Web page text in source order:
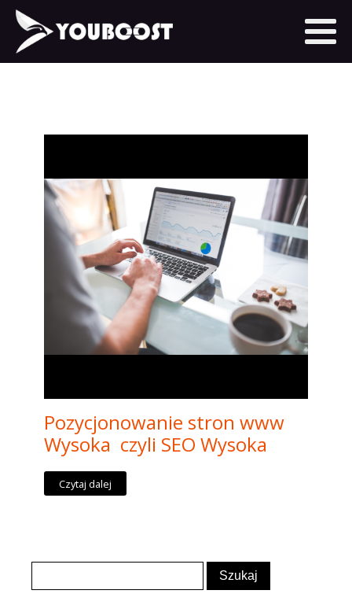
Pozycjonowanie stron www
Wysoka czyli SEO Wysoka
Czytaj dalej